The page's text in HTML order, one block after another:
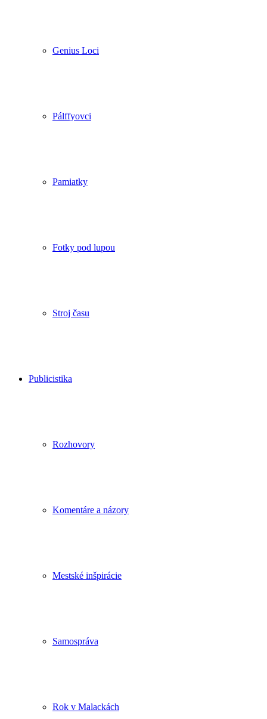
Genius Loci
Pálffyovci
Pamiatky
Fotky pod lupou
Stroj času
Publicistika
Rozhovory
Komentáre a názory
Mestské inšpirácie
Samospráva
Rok v Malackách